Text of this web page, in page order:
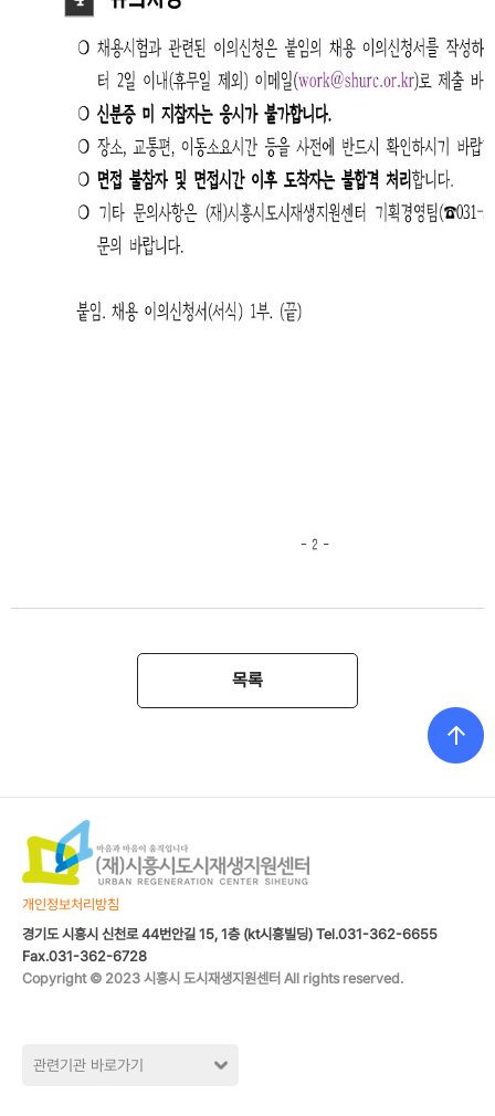
목록
개인정보처리방침
경기도 시흥시 신천로 44번안길 15, 1층 (kt시흥빌딩) Tel.031-362-6655
Fax.031-362-6728
Copyright © 2023 시흥시 도시재생지원센터 All rights reserved.